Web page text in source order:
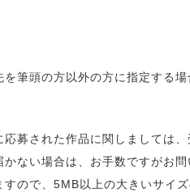
筆頭の方以外の方に指定する
募された作品に関しましては
ない場合は、お手数ですがお
ので、5MB以上の大きいサイ